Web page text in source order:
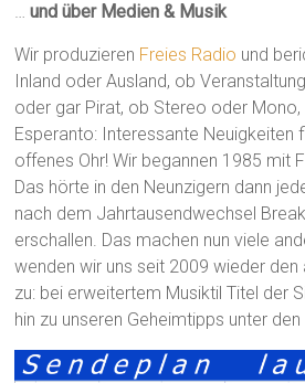
…und über Medien & Musik
Wir produzieren Freies Radio und
Inland oder Ausland, ob
oder gar Pirat, ob Stereo oder
Esperanto: Interessante Neuigkeiten
offenes Ohr! Wir begannen 1985 mit
Das hörte in den Neunzigern dann
nach dem Jahrtausendwechsel
erschallen. Das machen nun viele
wenden wir uns seit 2009 wieder den
zu: bei erweitertem Musiktil Titel der
hin zu unseren Geheimtipps unter